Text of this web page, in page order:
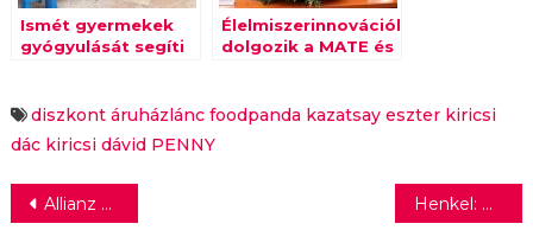
Ismét gyermekek
gyógyulását segíti
Élelmiszerinnovációkért
dolgozik a MATE és
diszkont áruházlánc foodpanda kazatsay eszter kiricsi
dác kiricsi dávid PENNY
Bejegyzés
Allianz kutatás: 49,5 százalék már nem engedheti meg magának, hogy kedve szerint utazzon Henkel: Csatlakozz te is a műanyagmentes júliushoz!